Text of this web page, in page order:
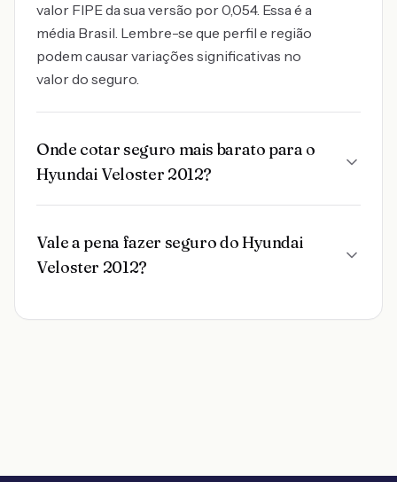
valor FIPE da sua versão por 0,054. Essa é a
média Brasil. Lembre-se que perfil e região
podem causar variações significativas no
valor do seguro.
Onde cotar seguro mais barato para o
Hyundai Veloster 2012?
Vale a pena fazer seguro do Hyundai
Veloster 2012?